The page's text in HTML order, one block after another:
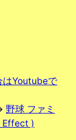
はYoutubeで
野球 ファミ
Effect )